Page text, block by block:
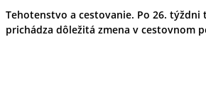
Tehotenstvo a cestovanie. Po 26. týždni
prichádza dôležitá zmena v cestovnom